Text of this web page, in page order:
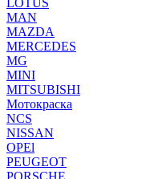
MAN
MAZDA
MERCEDES
MG
MINI
MITSUBISHI
Мотокраска
NCS
NISSAN
OPEl
PEUGEOT
PORSCHE